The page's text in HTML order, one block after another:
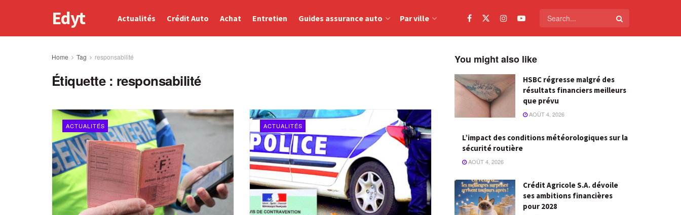
Edyt Actualités Crédit Auto Achat Entretien Guides assurance auto Par ville
Home Tag responsabilité
Étiquette : responsabilité
ACTUALITÉS ACTUALITÉS
You might also like
HSBC régresse malgré des
résultats financiers meilleurs
que prévu
AOÛT 4, 2026
L’impact des conditions météorologiques sur la
sécurité routière
AOÛT 4, 2026
Crédit Agricole S.A. dévoile
ses ambitions financières
pour 2028